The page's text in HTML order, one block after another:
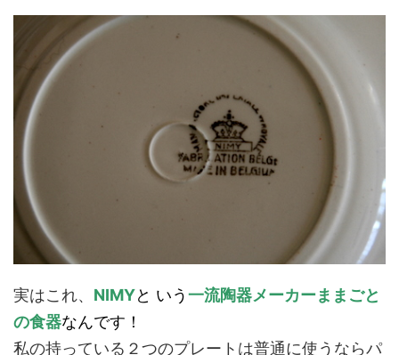
実はこれ、 NIMYと いう一流陶器メーカーままごと
の食器なんです！
私の持っている２つのプレートは普通に使うならパ